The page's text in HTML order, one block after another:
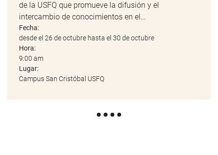
de la USFQ que promueve la difusión y el
intercambio de conocimientos en el…
Fecha:
desde el 26 de octubre hasta el 30 de octubre
Hora:
9:00 am
Lugar:
Campus San Cristóbal USFQ